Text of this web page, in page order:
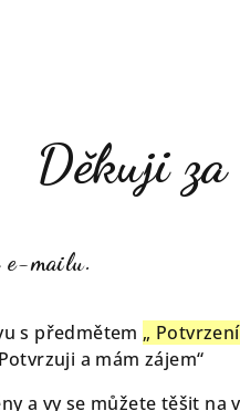
Děkuji za
e-mailu.
s předmětem „
a mám zájem“
a vy se můžete těšit na